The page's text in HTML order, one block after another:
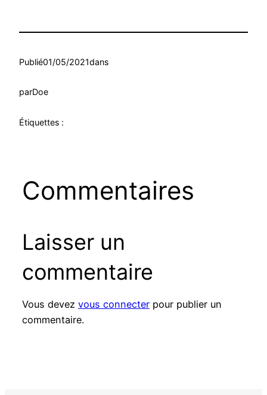
Publié01/05/2021dans
parDoe
Étiquettes :
Commentaires
Laisser un
commentaire
Vous devez vous connecterpour publier un
commentaire.